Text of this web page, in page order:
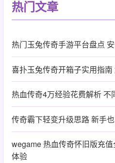
热门文章
热门玉兔传奇手游平台盘点
喜扑玉兔传奇开箱子实用指
热血传奇4万经验花费解析 不
传奇霸下轻变升级思路 新手
wegame 热血传奇怀旧版充
体验